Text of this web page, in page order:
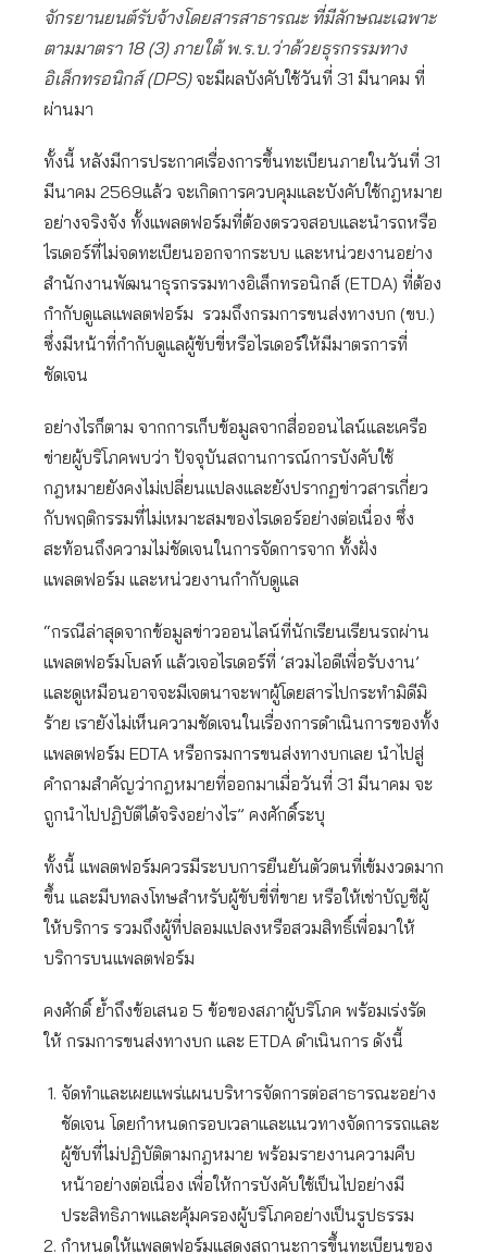
จักรยานยนต์รับจ้างโดยสารสาธารณะ ที่มีลักษณะเฉพาะ
ตามมาตรา 18 (3) ภายใต้ พ.ร.บ.ว่าด้วยธุรกรรมทาง
อิเล็กทรอนิกส์ (DPS) จะมีผลบังคับใช้วันที่ 31 มีนาคม ที่
ผ่านมา
ทั้งนี้ หลังมีการประกาศเรื่องการขึ้นทะเบียนภายในวันที่ 31
มีนาคม 2569แล้ว จะเกิดการควบคุมและบังคับใช้กฎหมาย
อย่างจริงจัง ทั้งแพลตฟอร์มที่ต้องตรวจสอบและนำรถหรือ
ไรเดอร์ที่ไม่จดทะเบียนออกจากระบบ และหน่วยงานอย่าง
สำนักงานพัฒนาธุรกรรมทางอิเล็กทรอนิกส์ (ETDA) ที่ต้อง
กำกับดูแลแพลตฟอร์ม รวมถึงกรมการขนส่งทางบก (ขบ.)
ซึ่งมีหน้าที่กำกับดูแลผู้ขับขี่หรือไรเดอร์ให้มีมาตรการที่
ชัดเจน
อย่างไรก็ตาม จากการเก็บข้อมูลจากสื่อออนไลน์และเครือ
ข่ายผู้บริโภคพบว่า ปัจจุบันสถานการณ์การบังคับใช้
กฎหมายยังคงไม่เปลี่ยนแปลงและยังปรากฏข่าวสารเกี่ยว
กับพฤติกรรมที่ไม่เหมาะสมของไรเดอร์อย่างต่อเนื่อง ซึ่ง
สะท้อนถึงความไม่ชัดเจนในการจัดการจาก ทั้งฝั่ง
แพลตฟอร์ม และหน่วยงานกำกับดูแล
“กรณีล่าสุดจากข้อมูลข่าวออนไลน์ที่นักเรียนเรียนรถผ่าน
แพลตฟอร์มโบลท์ แล้วเจอไรเดอร์ที่ ‘สวมไอดีเพื่อรับงาน’
และดูเหมือนอาจจะมีเจตนาจะพาผู้โดยสารไปกระทำมิดีมิ
ร้าย เรายังไม่เห็นความชัดเจนในเรื่องการดำเนินการของทั้ง
แพลตฟอร์ม EDTA หรือกรมการขนส่งทางบกเลย นำไปสู่
คำถามสำคัญว่ากฎหมายที่ออกมาเมื่อวันที่ 31 มีนาคม จะ
ถูกนำไปปฏิบัติได้จริงอย่างไร” คงศักดิ์ระบุ
ทั้งนี้ แพลตฟอร์มควรมีระบบการยืนยันตัวตนที่เข้มงวดมาก
ขึ้น และมีบทลงโทษสำหรับผู้ขับขี่ที่ขาย หรือให้เช่าบัญชีผู้
ให้บริการ รวมถึงผู้ที่ปลอมแปลงหรือสวมสิทธิ์เพื่อมาให้
บริการบนแพลตฟอร์ม
คงศักดิ์ ย้ำถึงข้อเสนอ 5 ข้อของสภาผู้บริโภค พร้อมเร่งรัด
ให้ กรมการขนส่งทางบก และ ETDA ดำเนินการ ดังนี้
จัดทำและเผยแพร่แผนบริหารจัดการต่อสาธารณะอย่าง
ชัดเจน โดยกำหนดกรอบเวลาและแนวทางจัดการรถและ
ผู้ขับที่ไม่ปฏิบัติตามกฎหมาย พร้อมรายงานความคืบ
หน้าอย่างต่อเนื่อง เพื่อให้การบังคับใช้เป็นไปอย่างมี
ประสิทธิภาพและคุ้มครองผู้บริโภคอย่างเป็นรูปธรรม
กำหนดให้แพลตฟอร์มแสดงสถานะการขึ้นทะเบียนของ